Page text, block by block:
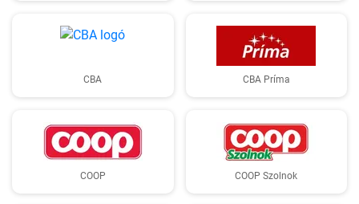
CBA CBA Príma
COOP COOP Szolnok